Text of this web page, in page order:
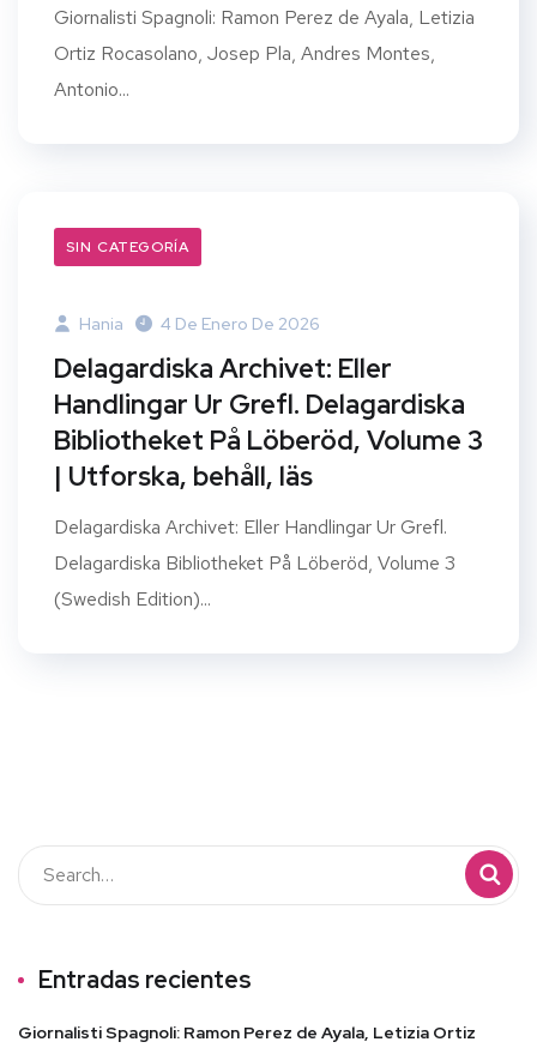
Giornalisti Spagnoli: Ramon Perez de Ayala, Letizia
Ortiz Rocasolano, Josep Pla, Andres Montes,
Antonio...
SIN CATEGORÍA
Hania 4 De Enero De 2026
Delagardiska Archivet: Eller
Handlingar Ur Grefl. Delagardiska
Bibliotheket På Löberöd, Volume 3
| Utforska, behåll, läs
Delagardiska Archivet: Eller Handlingar Ur Grefl.
Delagardiska Bibliotheket På Löberöd, Volume 3
(Swedish Edition)...
Entradas recientes
Giornalisti Spagnoli: Ramon Perez de Ayala, Letizia Ortiz